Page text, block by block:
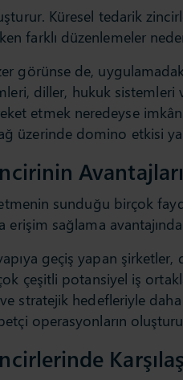
Küresel tedarik
farklı düzenlemeler
görünse de,
diller, hukuk sistemleri
etmek neredeyse
üzerinde domino etkisi
Avantajları
sunduğu birçok
erişim sağlama
geçiş yapan
çeşitli potansiyel iş
stratejik hedefleriyle
operasyonların